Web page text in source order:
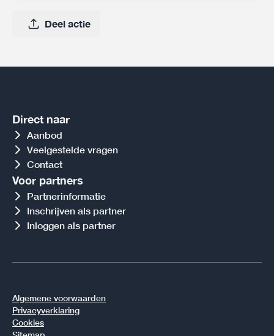
Deel actie
Direct naar
Aanbod
Veelgestelde vragen
Contact
Voor partners
Partnerinformatie
Inschrijven als partner
Inloggen als partner
Algemene voorwaarden
Privacyverklaring
Cookies